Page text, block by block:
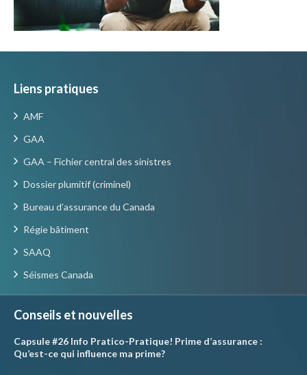
Liens pratiques
AMF
GAA
GAA – Fichier central des sinistres
Dossier plumitif (criminel)
Bureau d’assurance du Canada
Régie bâtiment
SAAQ
Séismes Canada
Conseils et nouvelles
Capsule #26 Info Pratico-Pratique! Prime d’assurance :
Qu’est-ce qui influence ma prime?